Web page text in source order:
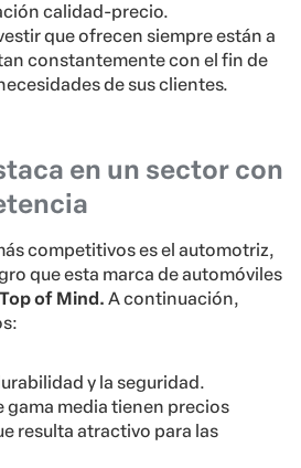
calidad-precio.
que ofrecen siempre están a
constantemente con el fin de
de sus clientes.
en un sector con
competitivos es el automotriz,
que esta marca de automóviles
Top of Mind. A continuación,
y la seguridad.
gama media tienen precios
resulta atractivo para las